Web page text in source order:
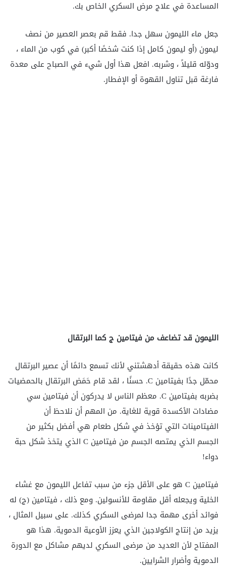
المساعدة في علاج مرض السكري الخاص بك.
جعل ماء الليمون سهل جدا. فقط قم بعصر العصير من نصف
ليمون (أو ليمون كامل إذا كنت شخصًا أكبر) في كوب من الماء ،
ودوّله قليلاً ، وشربه. افعل هذا أول شيء في الصباح على معدة
فارغة قبل تناول القهوة أو الإفطار.
الليمون قد تضاعف من فيتامين ج كما البرتقال
كانت هذه حقيقة أدهشتني لأنك تسمع دائمًا أن عصير البرتقال
محمّل جدًا بفيتامين C. حسنًا ، لقد قام حَمَض البرتقال بالحمضيات
بضربه بفيتامين C. معظم الناس لا يدركون أن فيتامين سي
مضادات الأكسدة قوية للغاية. من المهم أن نلاحظ أن
الفيتامينات التي تؤخذ في شكل طعام هي أفضل بكثير من
الجسم الذي يمتصه الجسم من فيتامين C الذي يتخذ شكل حبة
دواء!
فيتامين C هو على الأقل جزء من سبب تفاعل الليمون مع غشاء
الخلية ويجعله أقل مقاومة للأنسولين. ومع ذلك ، فيتامين (ج) له
فوائد أخرى مهمة جدا لمرضى السكري كذلك. على سبيل المثال ،
يزيد من إنتاج الكولاجين الذي يعزز الأوعية الدموية. هذا هو
المفتاح لأن العديد من مرضى السكري لديهم مشاكل مع الدورة
الدموية وأضرار الشرايين.